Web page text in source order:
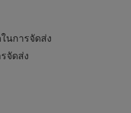
นการจัดส่ง
จัดส่ง